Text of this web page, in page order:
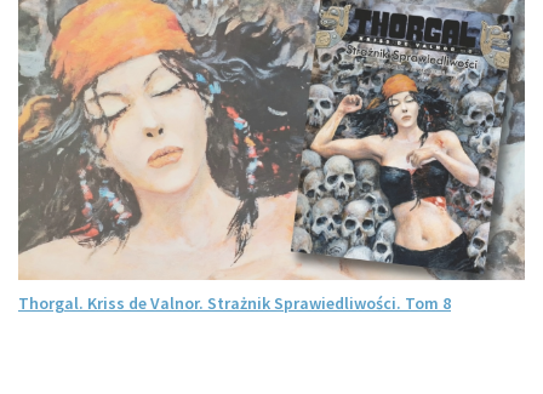
Thorgal. Kriss de Valnor. Strażnik Sprawiedliwości. Tom 8